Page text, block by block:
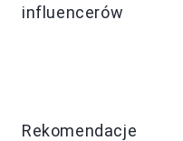
influencerów
Rekomendacje